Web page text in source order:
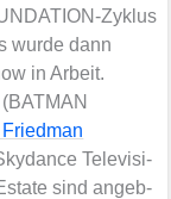
Zyklus
wur­de dann
in Arbeit.
(BATMAN
Tele­vi­si­
sind angeb­